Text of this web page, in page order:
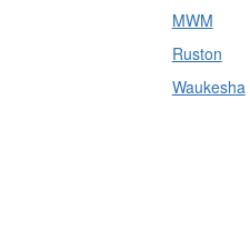
MWM
Ruston
Waukesha